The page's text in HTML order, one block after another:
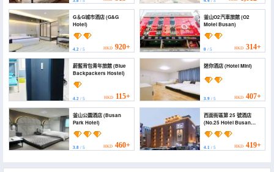
G＆G城市酒店 (G&G
Hotel)
4.2 / 5 HKD 920+
釜山O2汽車旅館 (O2
Motel Busan)
0/ 5 HKD 314+
蔚藍背包青年旅館 (Blue
Backpackers Hostel)
4.2 / 5 HKD 115+
迷你酒店 (Hotel Mini)
3.9/ 5 HKD 407+
釜山公園酒店 (Busan
Park Hotel)
3.8 / 5 HKD 460+
西面街區第 25 號酒店
(No.25 Hotel Busan
Seomyeon)
4.1/ 5 HKD 419+